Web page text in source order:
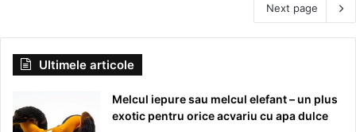
Next page
Ultimele articole
Melcul iepure sau melcul elefant – un plus
exotic pentru orice acvariu cu apa dulce